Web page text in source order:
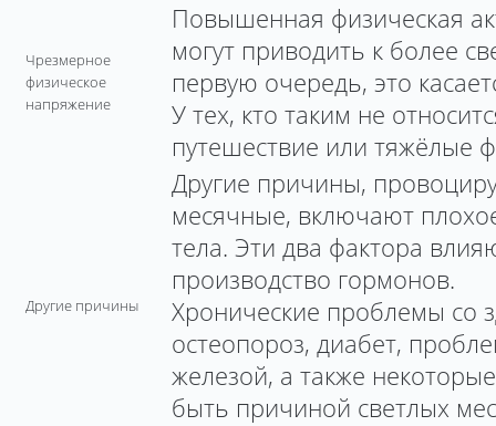
Чрезмерное
физическое
напряжение
Повышенная физическая
могут приводить к более
первую очередь, это
У тех, кто таким не
путешествие или тяжёлые
Другие причины
Другие причины,
месячные, включают
тела. Эти два фактора
производство гормонов.
Хронические проблемы со
остеопороз, диабет,
железой, а также
быть причиной светлых